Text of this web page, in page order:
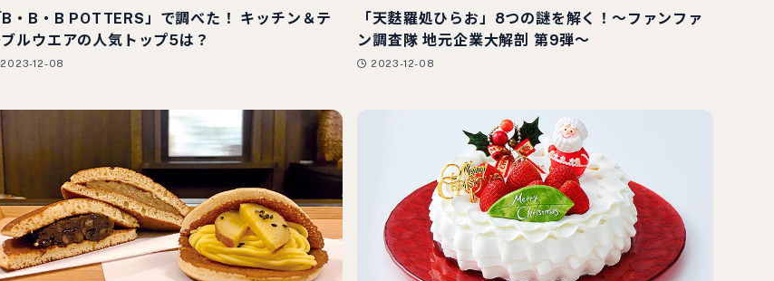
B・B・B POTTERS」で調べた！ キッチン＆テ
ブルウエアの人気トップ5は？
2023-12-08
「天麩羅処ひらお」8つの謎を解く！〜ファンファ
ン調査隊 地元企業大解剖 第9弾〜
2023-12-08